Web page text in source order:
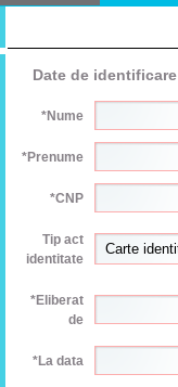
Date de identificare
*Nume
*Prenume
*CNP
Tip act
identitate
*Eliberat
de
*La data